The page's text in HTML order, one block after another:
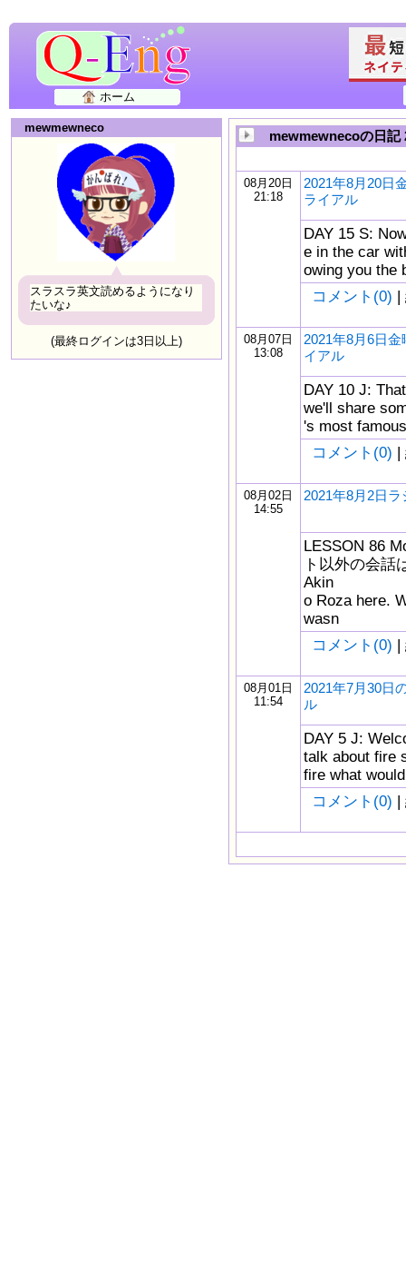
ホーム
mewmewneco
スラスラ英文読めるようになり
たいな♪
(最終ログインは3日以上)
mewmewnecoの日記
08月20日
21:18
2021年8月20日
ライアル
DAY 15 S:
e in the car
owing you the
コメント(0) |
08月07日
13:08
2021年8月6日
イアル
DAY 10 J:
we'll share
's most
コメント(0) |
08月02日
14:55
2021年8月2日
LESSON 86
ト以外の会話
Akin
o Roza here.
wasn
コメント(0) |
08月01日
11:54
2021年7月30日
ル
DAY 5 J:
talk about fire
fire what
コメント(0) |